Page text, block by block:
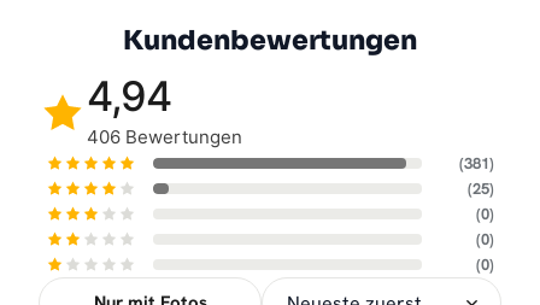
Kundenbewertungen
4,94
406 Bewertungen
(381)
(25)
(0)
(0)
(0)